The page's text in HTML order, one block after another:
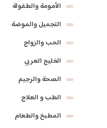
الأمومة والطفولة
التجميل والموضة
الحب والزواج
الخليج العربي
الصحة والرجيم
الطب و العلاج
المطبخ والطعام